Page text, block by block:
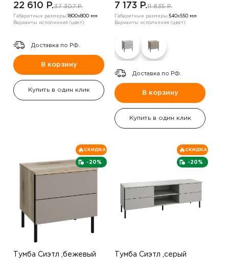
22 610 P.37 307 P.
Габаритные размеры: 1800х800 мм
Варианты исполнения (цвет):
Доставка по РФ.
В корзину
Купить в один клик
7 173 P.11 835 P.
Габаритные размеры:540х550 мм
Варианты исполнения (цвет):
Доставка по РФ.
В корзину
Купить в один клик
-20%
СКИДКА
Тумба Сиэтл ,бежевый
-20%
СКИДКА
Тумба Сиэтл ,серый